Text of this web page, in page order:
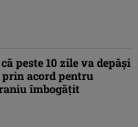
peste 10 zile va depăşi
acord pentru
îmbogăţit